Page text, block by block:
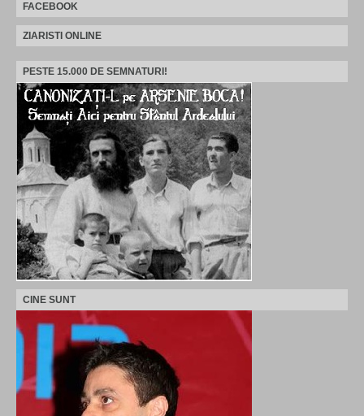
FACEBOOK
ZIARISTI ONLINE
PESTE 15.000 DE SEMNATURI!
CINE SUNT